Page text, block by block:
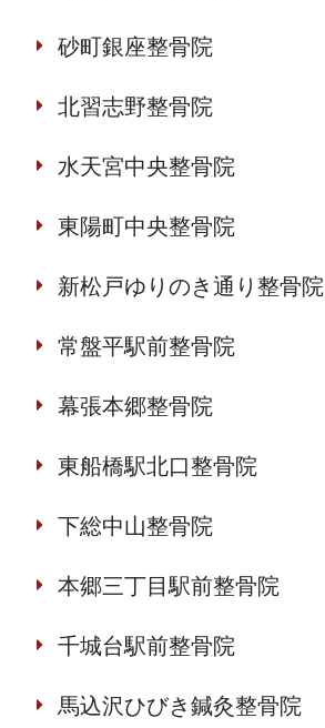
砂町銀座整骨院
北習志野整骨院
水天宮中央整骨院
東陽町中央整骨院
新松戸ゆりのき通り整骨院
常盤平駅前整骨院
幕張本郷整骨院
東船橋駅北口整骨院
下総中山整骨院
本郷三丁目駅前整骨院
千城台駅前整骨院
馬込沢ひびき鍼灸整骨院